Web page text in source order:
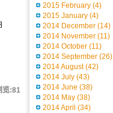
览:81
2015 February (4)
2015 January (4)
2014 December (14)
2014 November (11)
2014 October (11)
2014 September (26)
2014 August(42)
2014 July (43)
2014 June (38)
2014 May (38)
2014 April (34)